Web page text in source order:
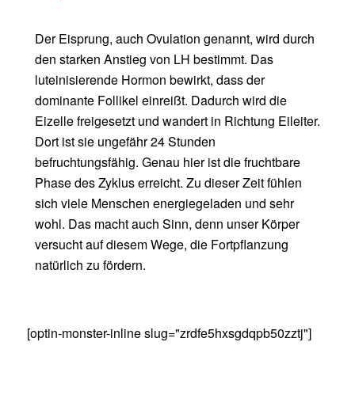
Der Eisprung, auch Ovulation genannt, wird durch
den starken Anstieg von LH bestimmt. Das
luteinisierende Hormon bewirkt, dass der
dominante Follikel einreißt. Dadurch wird die
Eizelle freigesetztund wandert in Richtung Eileiter.
Dort ist sie ungefähr 24 Stunden
befruchtungsfähig. Genau hier ist die fruchtbare
Phase des Zyklus erreicht. Zu dieser Zeit fühlen
sich viele Menschen energiegeladen und sehr
wohl. Das macht auch Sinn, denn unser Körper
versucht auf diesem Wege, die Fortpflanzung
natürlich zu fördern.
[optin-monster-inline slug="zrdfe5hxsgdqpb50zztj"]